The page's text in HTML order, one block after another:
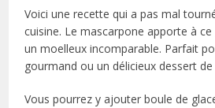
Voici une recette qui a pas mal
cuisine. Le mascarpone apporte à
un moelleux incomparable. Parfait
gourmand ou un délicieux dessert
Vous pourrez y ajouter boule de